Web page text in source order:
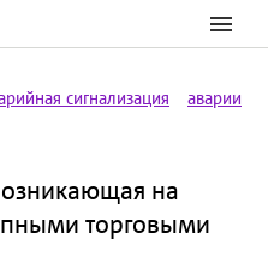
сигнализация аварии
на
торговыми